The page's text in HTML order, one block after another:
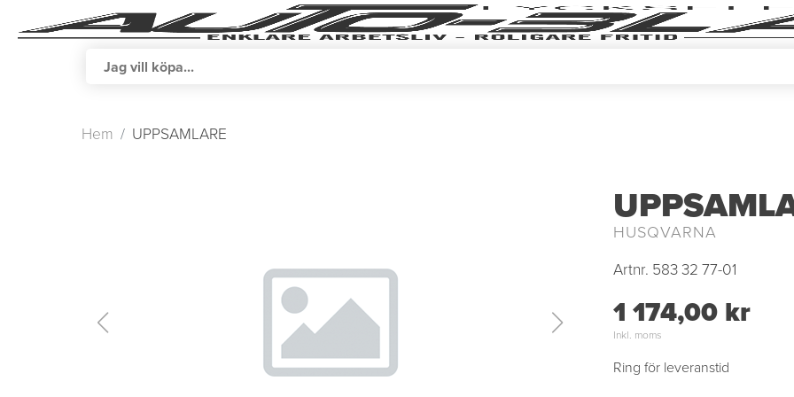
Hem UPPSAMLARE
HUSQVARNA
Artnr. 583 32 77-01
1 174,00 kr
Inkl. moms
Ring för leveranstid